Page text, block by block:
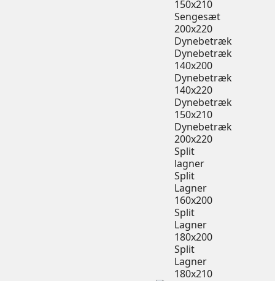
150x210
Sengesæt
200x220
Dynebetræk
Dynebetræk
140x200
Dynebetræk
140x220
Dynebetræk
150x210
Dynebetræk
200x220
Split
lagner
Split
Lagner
160x200
Split
Lagner
180x200
Split
Lagner
180x210